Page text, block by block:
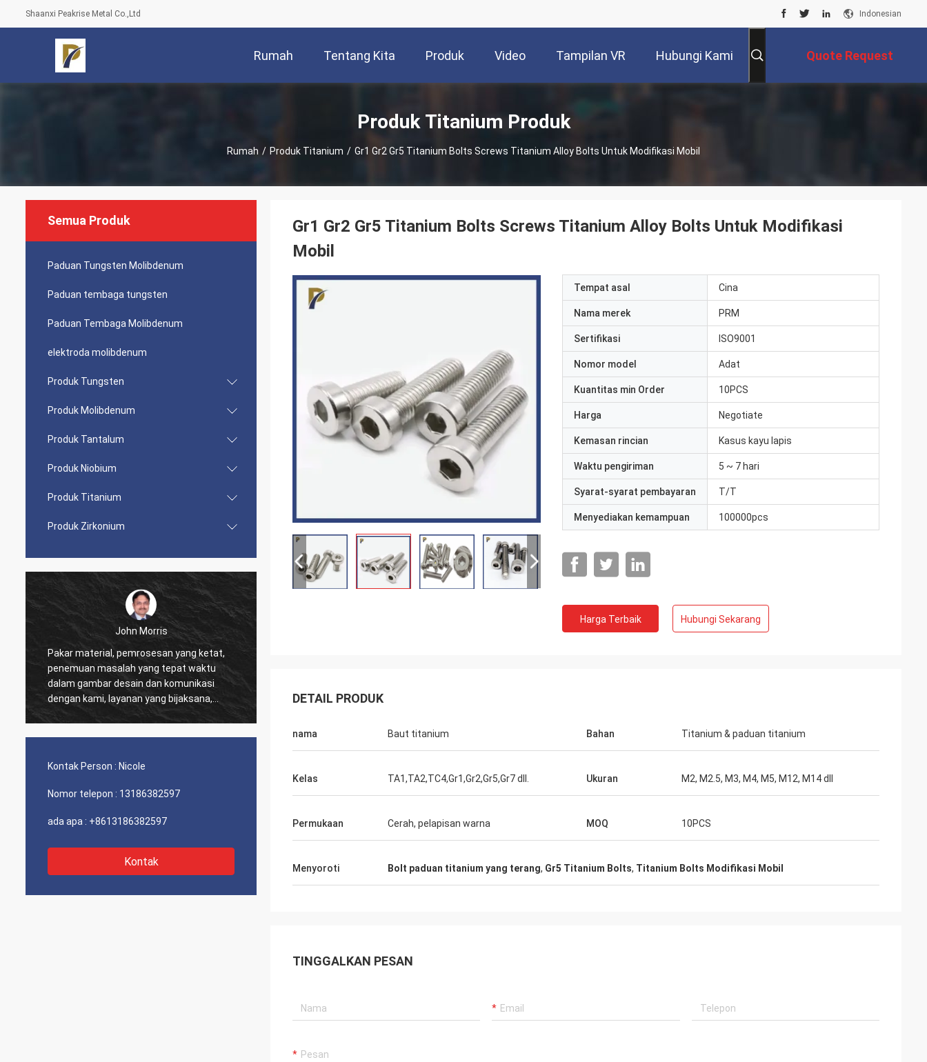
Shaanxi Peakrise Metal Co.,Ltd Indonesian
Rumah Tentang Kita Produk Video Tampilan VR Hubungi Kami Quote Request
Produk Titanium Produk
Rumah / Produk Titanium / Gr1 Gr2 Gr5 Titanium Bolts Screws Titanium Alloy Bolts Untuk Modifikasi Mobil
Semua Produk
Paduan Tungsten Molibdenum
Paduan tembaga tungsten
Paduan Tembaga Molibdenum
elektroda molibdenum
Produk Tungsten
Produk Molibdenum
Produk Tantalum
Produk Niobium
Produk Titanium
Produk Zirkonium
John Morris
Pakar material, pemrosesan yang ketat,
penemuan masalah yang tepat waktu
dalam gambar desain dan komunikasi
dengan kami, layanan yang bijaksana,
harga yang wajar dan kualitas yang baik,
Kontak Person : Nicole
Nomor telepon : 13186382597
ada apa : +8613186382597
Kontak
Gr1 Gr2 Gr5 Titanium Bolts Screws Titanium Alloy Bolts Untuk Modifikasi
Mobil
Tempat asal Cina
Nama merek PRM
Sertifikasi ISO9001
Nomor model Adat
Kuantitas min Order 10PCS
Harga Negotiate
Kemasan rincian Kasus kayu lapis
Waktu pengiriman 5 ~ 7 hari
Syarat-syarat pembayaran T/T
Menyediakan kemampuan 100000pcs
Harga Terbaik Hubungi Sekarang
DETAIL PRODUK
nama Baut titanium Bahan Titanium & paduan titanium
Kelas TA1,TA2,TC4,Gr1,Gr2,Gr5,Gr7 dll. Ukuran M2, M2.5, M3, M4, M5, M12, M14 dll
Permukaan Cerah, pelapisan warna MOQ 10PCS
Menyoroti Bolt paduan titanium yang terang, Gr5 Titanium Bolts, Titanium Bolts Modifikasi Mobil
TINGGALKAN PESAN